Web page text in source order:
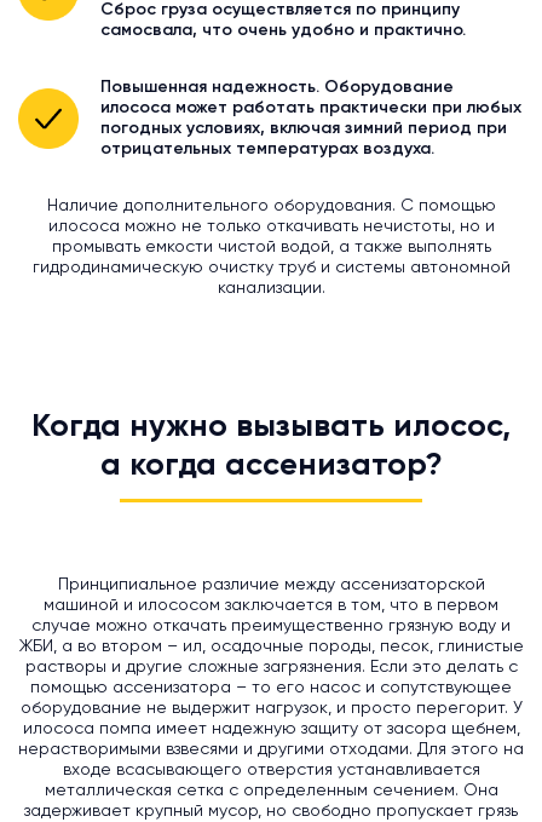
Сброс груза осуществляется по принципу
самосвала, что очень удобно и практично.
Повышенная надежность. Оборудование
илососа может работать практически при любых
погодных условиях, включая зимний период при
отрицательных температурах воздуха.
Наличие дополнительного оборудования. С помощью
илососа можно не только откачивать нечистоты, но и
промывать емкости чистой водой, а также выполнять
гидродинамическую очистку труб и системы автономной
канализации.
Когда нужно вызывать илосос,
а когда ассенизатор?
Принципиальное различие между ассенизаторской
машиной и илососом заключается в том, что в первом
случае можно откачать преимущественно грязную воду и
ЖБИ, а во втором – ил, осадочные породы, песок, глинистые
растворы и другие сложные загрязнения. Если это делать с
помощью ассенизатора – то его насос и сопутствующее
оборудование не выдержит нагрузок, и просто перегорит. У
илососа помпа имеет надежную защиту от засора щебнем,
нерастворимыми взвесями и другими отходами. Для этого на
входе всасывающего отверстия устанавливается
металлическая сетка с определенным сечением. Она
задерживает крупный мусор, но свободно пропускает грязь